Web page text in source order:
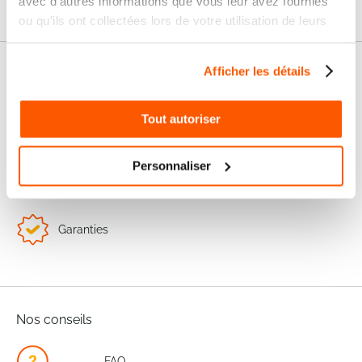
ou qu'ils ont collectées lors de votre utilisation de leurs
Afficher les détails
Tout autoriser
Personnaliser
3x sans frais
SAV & Retours
Garanties
Nos conseils